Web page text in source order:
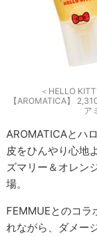
＜HELLO
【AROMATICA】
ア
AROMATICAとハ
皮をひんやり心地
ズマリー＆オレン
場。
FEMMUEとのコラ
れながら、ダメー